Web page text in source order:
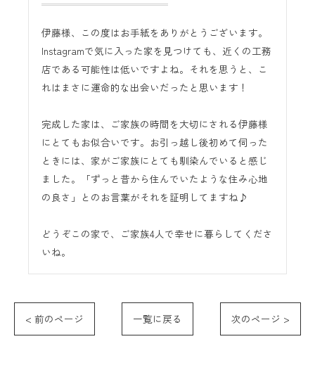
伊藤様、この度はお手紙をありがとうございます。
Instagramで気に入った家を見つけても、近くの工務
店である可能性は低いですよね。それを思うと、こ
れはまさに運命的な出会いだったと思います！
完成した家は、ご家族の時間を大切にされる伊藤様
にとてもお似合いです。お引っ越し後初めて伺った
ときには、家がご家族にとても馴染んでいると感じ
ました。「ずっと昔から住んでいたような住み心地
の良さ」とのお言葉がそれを証明してますね♪
どうぞこの家で、ご家族4人で幸せに暮らしてくださ
いね。
< 前のページ 一覧に戻る 次のページ >